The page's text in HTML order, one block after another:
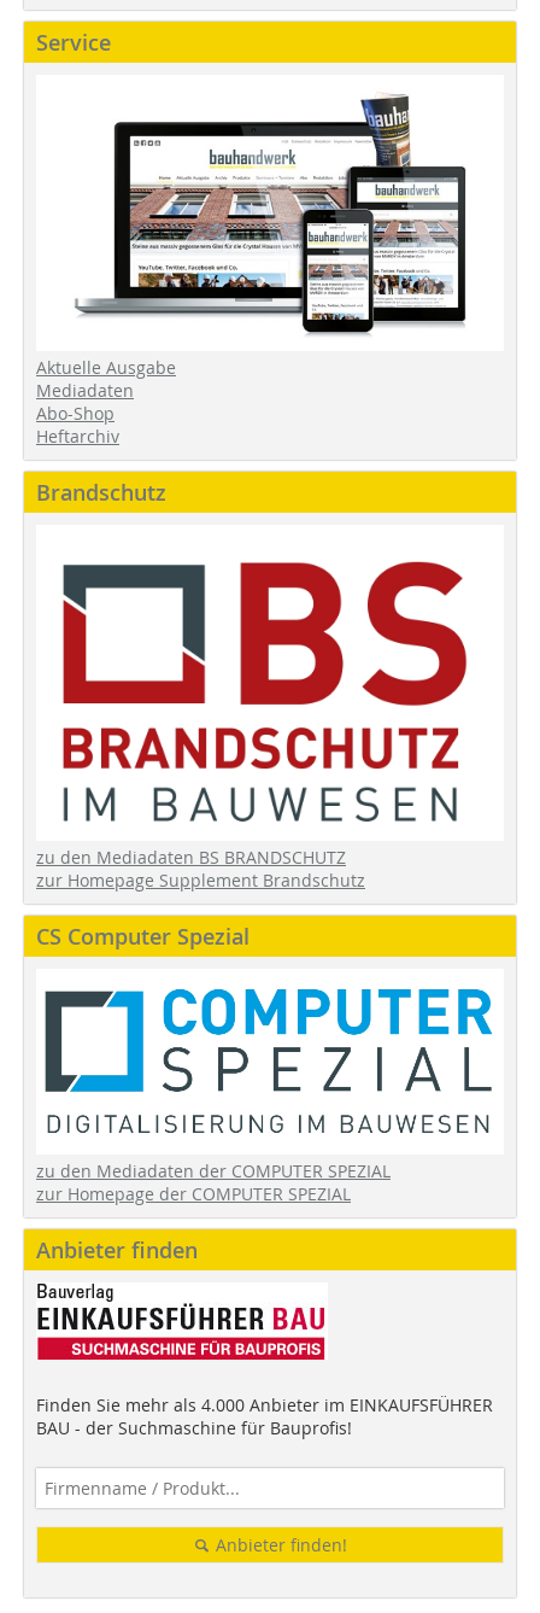
Service
Aktuelle Ausgabe
Mediadaten
Abo-Shop
Heftarchiv
Brandschutz
zu den Mediadaten BS BRANDSCHUTZ
zur Homepage Supplement Brandschutz
CS Computer Spezial
zu den Mediadaten der COMPUTER SPEZIAL
zur Homepage der COMPUTER SPEZIAL
Anbieter finden
Finden Sie mehr als 4.000 Anbieter im EINKAUFSFÜHRER
BAU - der Suchmaschine für Bauprofis!
Anbieter finden!